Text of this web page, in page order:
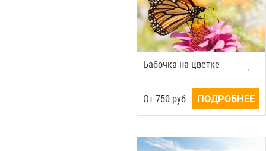
Бабочка на цветке
Oт750руб ПОДРОБНЕЕ